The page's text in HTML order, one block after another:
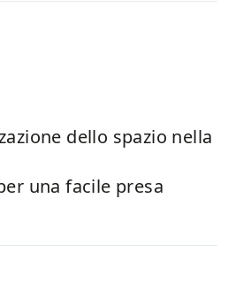
dello spazio nella
una facile presa